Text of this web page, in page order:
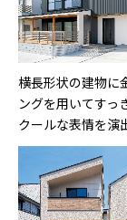
横長形状の建物に
ングを用いてすっ
クールな表情を演